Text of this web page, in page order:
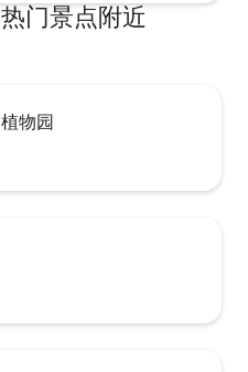
门景点附近
物园